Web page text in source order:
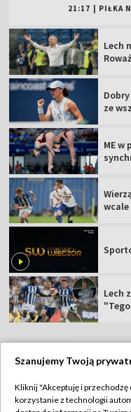
21:17 PIŁKA
Lech
ze
ME w
Lech
Szanujemy Twoją
Kliknij "Akceptuję i przechodzę
korzystanie z technologii